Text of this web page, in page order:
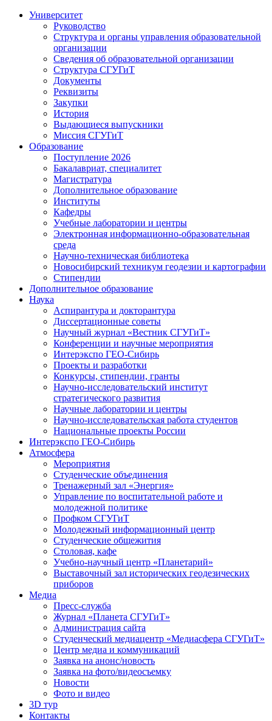
Университет
Руководство
Структура и органы управления образовательной
организации
Сведения об образовательной организации
Структура СГУГиТ
Документы
Реквизиты
Закупки
История
Выдающиеся выпускники
Миссия СГУГиТ
Образование
Поступление 2026
Бакалавриат, специалитет
Магистратура
Дополнительное образование
Институты
Кафедры
Учебные лаборатории и центры
Электронная информационно-образовательная
среда
Научно-техническая библиотека
Новосибирский техникум геодезии и картографии
Стипендии
Дополнительное образование
Наука
Аспирантура и докторантура
Диссертационные советы
Научный журнал «Вестник СГУГиТ»
Конференции и научные мероприятия
Интерэкспо ГЕО-Сибирь
Проекты и разработки
Конкурсы, стипендии, гранты
Научно-исследовательский институт
стратегического развития
Научные лаборатории и центры
Научно-исследовательская работа студентов
Национальные проекты России
Интерэкспо ГЕО-Сибирь
Атмосфера
Мероприятия
Студенческие объединения
Тренажерный зал «Энергия»
Управление по воспитательной работе и
молодежной политике
Профком СГУГиТ
Молодежный информационный центр
Студенческие общежития
Столовая, кафе
Учебно-научный центр «Планетарий»
Выставочный зал исторических геодезических
приборов
Медиа
Пресс-служба
Журнал «Планета СГУГиТ»
Администрация сайта
Студенческий медиацентр «Медиасфера СГУГиТ»
Центр медиа и коммуникаций
Заявка на анонс/новость
Заявка на фото/видеосъемку
Новости
Фото и видео
3D тур
Контакты